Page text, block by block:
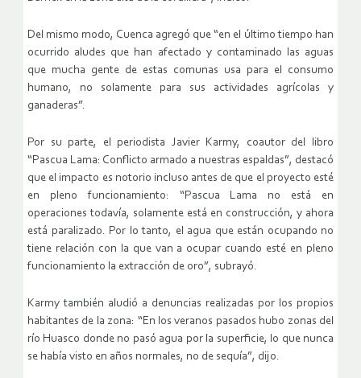
Del mismo modo, Cuenca agregó que “en el último tiempo han
ocurrido aludes que han afectado y contaminado las aguas
que mucha gente de estas comunas usa para el consumo
humano, no solamente para sus actividades agrícolas y
ganaderas”.
Por su parte, el periodista Javier Karmy, coautor del libro
“Pascua Lama: Conflicto armado a nuestras espaldas”, destacó
que el impacto es notorio incluso antes de que el proyecto esté
en pleno funcionamiento: “Pascua Lama no está en
operaciones todavía, solamente está en construcción, y ahora
está paralizado. Por lo tanto, el agua que están ocupando no
tiene relación con la que van a ocupar cuando esté en pleno
funcionamiento la extracción de oro”, subrayó.
Karmy también aludió a denuncias realizadas por los propios
habitantes de la zona: “En los veranos pasados hubo zonas del
río Huasco donde no pasó agua por la superficie, lo que nunca
se había visto en años normales, no de sequía”, dijo.